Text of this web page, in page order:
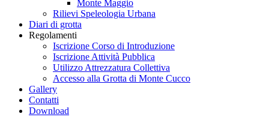
Monte Maggio
Rilievi Speleologia Urbana
Diari di grotta
Regolamenti
Iscrizione Corso di Introduzione
Iscrizione Attività Pubblica
Utilizzo Attrezzatura Collettiva
Accesso alla Grotta di Monte Cucco
Gallery
Contatti
Download